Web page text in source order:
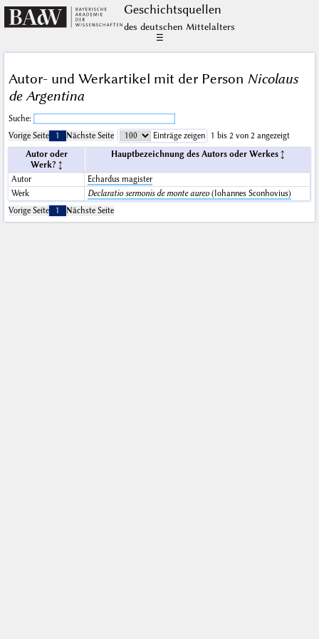
Geschichts­quellen
des deutschen Mittelalters
☰
Autor- und Werkartikel mit der Person Nicolaus
de Argentina
Suche:
Vorige Seite
1 Nächste Seite Einträge zeigen
1 bis 2 von 2 angezeigt
Autor oder
Werk?
Hauptbezeichnung des Autors oder Werkes
Autor
Echardus magister
Werk
Declaratio sermonis de monte aureo(Iohannes Sconhovius)
Vorige Seite
1 Nächste Seite